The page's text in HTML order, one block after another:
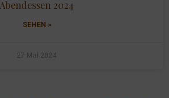
Abendessen 2024
SEHEN »
27 Mai 2024